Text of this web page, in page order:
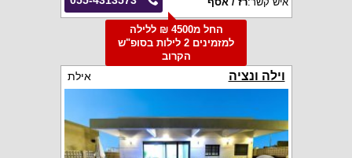
החל מ4500 ₪ ללילה
למזמינים 2 לילות בסופ"ש
הקרוב
וילה ונציה אילת